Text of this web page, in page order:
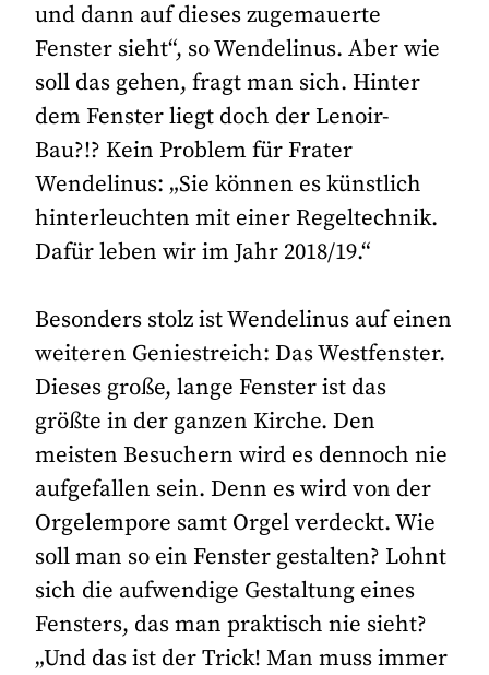
und dann auf dieses zugemauerte
Fenster sieht“, so Wendelinus. Aber wie
soll das gehen, fragt man sich. Hinter
dem Fenster liegt doch der Lenoir-
Bau?!? Kein Problem für Frater
Wendelinus: „Sie können es künstlich
hinterleuchten mit einer Regeltechnik.
Dafür leben wir im Jahr 2018/19.“
Besonders stolz ist Wendelinus auf einen
weiteren Geniestreich: Das Westfenster.
Dieses große, lange Fenster ist das
größte in der ganzen Kirche. Den
meisten Besuchern wird es dennoch nie
aufgefallen sein. Denn es wird von der
Orgelempore samt Orgel verdeckt. Wie
soll man so ein Fenster gestalten? Lohnt
sich die aufwendige Gestaltung eines
Fensters, das man praktisch nie sieht?
„Und das ist der Trick! Man muss immer